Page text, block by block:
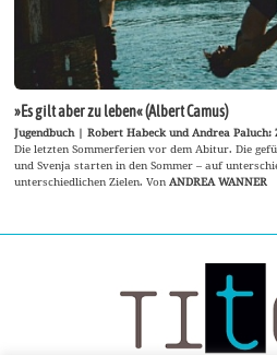
»Es gilt aber zu leben« (Albert Camus)
Jugendbuch | Robert Habeck und Andrea Paluch:
Die letzten Sommerferien vor dem Abitur. Die
und Svenja starten in den Sommer – auf
unterschiedlichen Zielen. VonANDREA WANNER